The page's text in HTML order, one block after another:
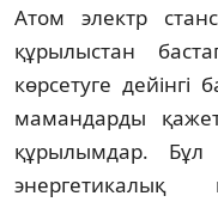
Атом электр
құрылыстан
көрсетуге дейінгі
мамандарды
құрылымдар.
энергетикалық